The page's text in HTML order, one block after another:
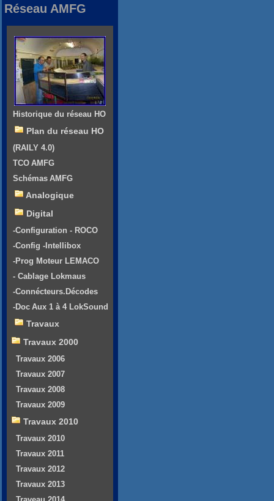
Réseau AMFG
Historique du réseau HO
Plan du réseau HO
(RAILY 4.0)
TCO AMFG
Schémas AMFG
Analogique
Digital
-Configuration - ROCO
-Config -Intellibox
-Prog Moteur LEMACO
- Cablage Lokmaus
-Connécteurs.Décodes
-Doc Aux 1 à 4 LokSound
Travaux
Travaux 2000
Travaux 2006
Travaux 2007
Travaux 2008
Travaux 2009
Travaux 2010
Travaux 2010
Travaux 2011
Travaux 2012
Travaux 2013